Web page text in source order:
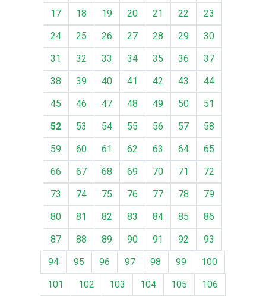
17
18 19 20 21 22
23
24
25 26 27 28 29
30
31
32 33 34 35 36
37
38
39 40 41 42 43
44
45
46 47 48 49 50
51
52
53 54 55 56 57
58
59
60 61 62 63 64
65
66
67 68 69 70 71
72
73
74 75 76 77 78
79
80
81 82 83 84 85
86
87
88 89 90 91 92
93
94
95 96 97 98 99
100
101
102 103 104 105
106